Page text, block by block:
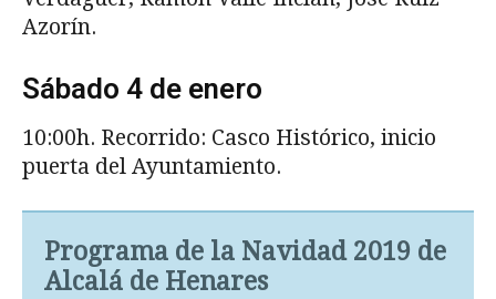
Azorín.
Sábado 4 de enero
10:00h. Recorrido: Casco Histórico, inicio
puerta del Ayuntamiento.
Programa de la Navidad 2019 de
Alcalá de Henares